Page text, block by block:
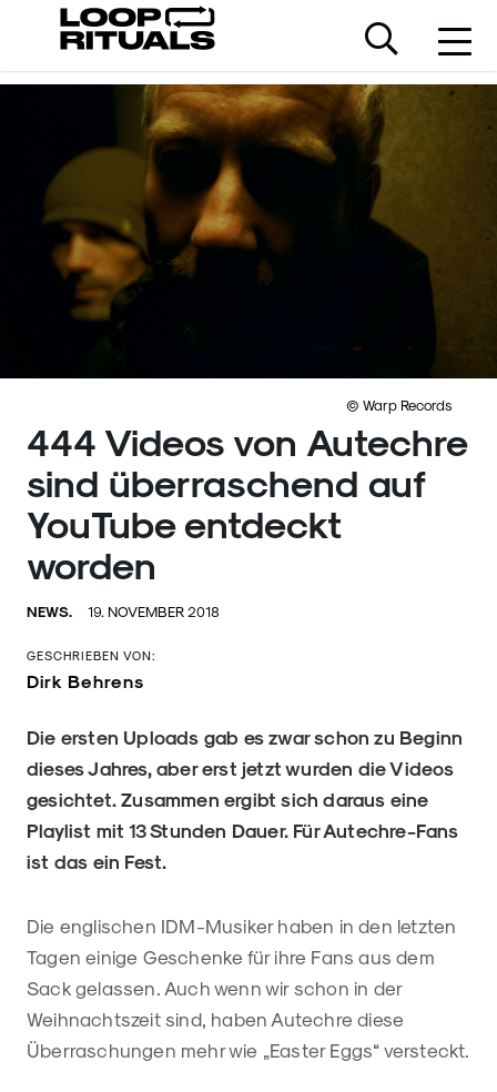
© Warp Records
444 Videos von Autechre
sind überraschend auf
YouTube entdeckt
worden
NEWS. 19. NOVEMBER 2018
GESCHRIEBEN VON:
Dirk Behrens
Die ersten Uploads gab es zwar schon zu Beginn
dieses Jahres, aber erst jetzt wurden die Videos
gesichtet. Zusammen ergibt sich daraus eine
Playlist mit 13 Stunden Dauer. Für Autechre-Fans
ist das ein Fest.
Die englischen IDM-Musiker haben in den letzten
Tagen einige Geschenke für ihre Fans aus dem
Sack gelassen. Auch wenn wir schon in der
Weihnachtszeit sind, haben Autechre diese
Überraschungen mehr wie „Easter Eggs“ versteckt.